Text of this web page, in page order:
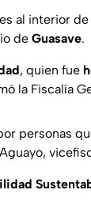
al interior de
de Guasave.
, quien fue
la Fiscalía
personas